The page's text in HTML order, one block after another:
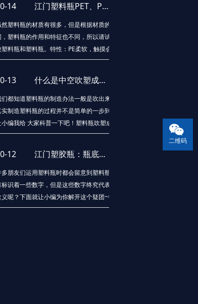
的上述性能进行综合评定后才可选用，以下是
规的影响产品变色的原因以及物流性能，以供
14 江门塑料瓶PET、PE、 PVC的区别有哪些
塑料瓶的材质有很多，但是根据材质的不
，塑料瓶的作用和特征也不同，所以请试着比
料瓶和塑料瓶。特性：PE柔软，触摸会有蜡
感，与相同的塑料相比质量相对轻，有透明
害。市场上销售的高密度聚乙烯（HARE），密
0.945～0.9g /立方厘米，熔点125～
13 什么是中空吹塑成型？有哪些特点？
都知道塑料瓶的制造办法一般是吹出来的，
制造塑料瓶的过程并不是简单的一步到位。
编我给 大家科普一下吧！塑料瓶吹塑成型有
几种办法。中空吹塑成型：中空吹塑成型是
中空制品的一种塑料成型办法。吹塑成型是热
塑料成型的一种重要办法，也是塑料包装
12 江门塑胶瓶：瓶底的数字号码代表的含义
朋友们运用塑料瓶时都会留意到塑料瓶底下
识着一些数字，但是这些数字终究代表什么
呢？下面就让小编为你解开这个疑团~每一个
瓶瓶底都会有一个带箭头的三角形符号，三
二维码